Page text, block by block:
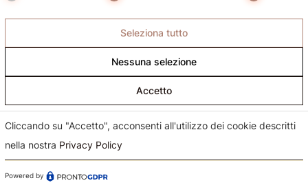
Seleziona tutto
Nessuna selezione
Accetto
Cliccando su "Accetto", acconsenti all'utilizzo dei cookie descritti
nella nostra Privacy Policy
Powered by